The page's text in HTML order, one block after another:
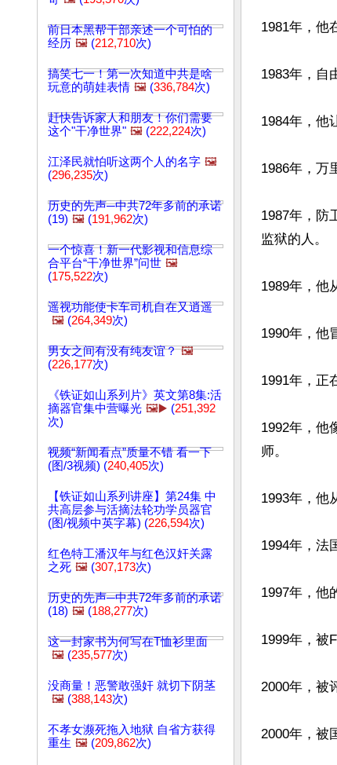
前日本黑帮干部亲述一个可怕的
经历 🖼️ (212,710次)
搞笑七一！第一次知道中共是啥
玩意的萌娃表情 🖼️ (336,784次)
赶快告诉家人和朋友！你们需要
这个"干净世界" 🖼️ (222,224次)
江泽民就怕听这两个人的名字 🖼️
(296,235次)
历史的先声─中共72年多前的承诺
(19) 🖼️ (191,962次)
一个惊喜！新一代影视和信息综
合平台“干净世界”问世 🖼️
(175,522次)
遥视功能使卡车司机自在又逍遥
🖼️ (264,349次)
男女之间有没有纯友谊？ 🖼️
(226,177次)
《铁证如山系列片》英文第8集:活
摘器官集中营曝光 🖼️▶️ (251,392
次)
视频“新闻看点”质量不错 看一下
(图/3视频) (240,405次)
【铁证如山系列讲座】第24集 中
共高层参与活摘法轮功学员器官
(图/视频中英字幕) (226,594次)
红色特工潘汉年与红色汉奸关露
之死 🖼️ (307,173次)
历史的先声─中共72年多前的承诺
(18) 🖼️ (188,277次)
这一封家书为何写在T恤衫里面
🖼️ (235,577次)
没商量！恶警敢强奸 就切下阴茎
🖼️ (388,143次)
不孝女濒死拖入地狱 自省方获得
重生 🖼️ (209,862次)
1981年，他
1983年，自
1984年，他
1986年，万
1987年，防
监狱的人。
1989年，他
1990年，他
1991年，正
1992年，他
师。
1993年，他
1994年，法
1997年，他
1999年，被
2000年，被
2000年，被